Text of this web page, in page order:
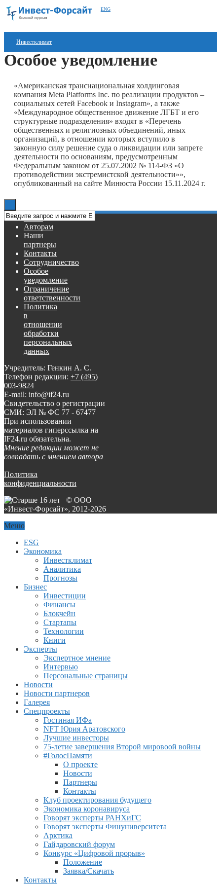
ENG
Инвестклимат
Финансы
Инвестиции
Блокчейн
Стартапы
Технологии
ESG
Книги
Особое уведомление
«Американская транснациональная холдинговая
компания Meta Platforms Inc. по реализации продуктов ‒
социальных сетей Facebook и Instagram», а также
«Международное общественное движение ЛГБТ и его
структурные подразделения» входят в «Перечень
общественных и религиозных объединений, иных
организаций, в отношении которых вступило в
законную силу решение суда о ликвидации или запрете
деятельности по основаниям, предусмотренным
Федеральным законом от 25.07.2002 № 114-ФЗ «О
противодействии экстремистской деятельности»»,
опубликованный на сайте Минюста России 15.11.2024 г.
О нас
Авторам
Наши
партнеры
Контакты
Сотрудничество
Особое
уведомление
Ограничение
ответственности
Политика
в
отношении
обработки
персональных
данных
Учредитель: Генкин А. С.
Телефон редакции: +7 (495)
003-9824
E-mail: info@if24.ru
Свидетельство о регистрации
СМИ: ЭЛ № ФС 77 - 67477
При использовании
материалов гиперссылка на
IF24.ru обязательна.
Мнение редакции может не
совпадать с мнением автора
Политика
конфиденциальности
© ООО
«Инвест-Форсайт», 2012-2026
Меню
ESG
Экономика
Инвестклимат
Аналитика
Прогнозы
Бизнес
Инвестиции
Финансы
Блокчейн
Стартапы
Технологии
Книги
Эксперты
Экспертное мнение
Интервью
Персональные страницы
Новости
Новости партнеров
Галерея
Спецпроекты
Гостиная ИФа
NFT Юрия Аратовского
Лучшие инвесторы
75-летие завершения Второй мировоой войны
#ГолосПамяти
О проекте
Новости
Партнеры
Контакты
Клуб проектирования будущего
Экономика коронавируса
Говорят эксперты РАНХиГС
Говорят эксперты Финуниверситета
Арктика
Гайдаровский форум
Конкурс «Цифровой прорыв»
Положение
Заявка/Скачать
Контакты